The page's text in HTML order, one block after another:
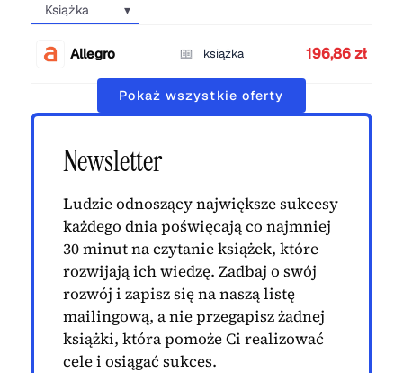
Książka
Allegro książka 196,86 zł
Pokaż wszystkie oferty
Newsletter
Ludzie odnoszący największe sukcesy
każdego dnia poświęcają co najmniej
30 minut na czytanie książek, które
rozwijają ich wiedzę. Zadbaj o swój
rozwój i zapisz się na naszą listę
mailingową, a nie przegapisz żadnej
książki, która pomoże Ci realizować
cele i osiągać sukces.